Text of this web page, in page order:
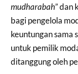
mudharabah” dan
bagi pengelola
keuntungan sama
untuk pemilik
ditanggung oleh